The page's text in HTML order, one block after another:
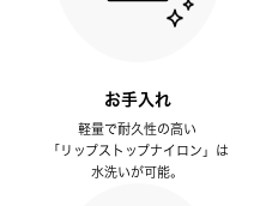
お手入れ
軽量で耐久性の高い
「リップストップナイロン」は
水洗いが可能。